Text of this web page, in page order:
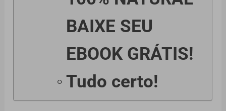
BAIXE SEU
EBOOK GRÁTIS!
Tudo certo!